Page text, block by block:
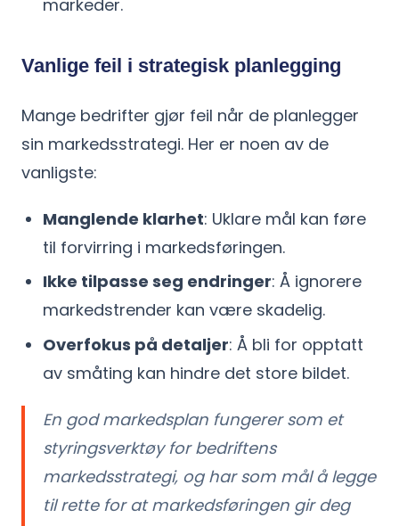
markeder.
Vanlige feil i strategisk planlegging
Mange bedrifter gjør feil når de planlegger
sin markedsstrategi. Her er noen av de
vanligste:
Manglende klarhet: Uklare mål kan føre
til forvirring i markedsføringen.
Ikke tilpasse seg endringer: Å ignorere
markedstrender kan være skadelig.
Overfokus på detaljer: Å bli for opptatt
av småting kan hindre det store bildet.
En god markedsplan fungerer som et
styringsverktøy for bedriftens
markedsstrategi, og har som mål å legge
til rette for at markedsføringen gir deg